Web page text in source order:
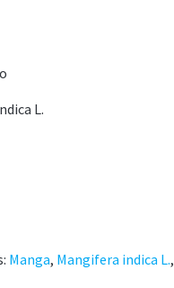
L.
Manga, Mangifera indica L.,